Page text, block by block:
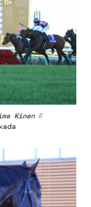
Kinen//